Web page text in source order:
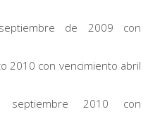
de 2009 con
2010 con vencimiento abril
septiembre 2010 con